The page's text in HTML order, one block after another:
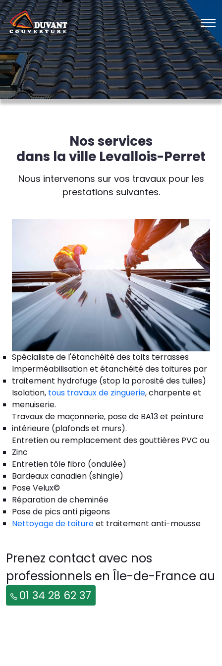
Nos services
dans la ville Levallois-Perret
Nous intervenons sur vos travaux pour les
prestations suivantes.
Spécialiste de l'étanchéité des toits terrasses
Imperméabilisation et étanchéité des toitures par
traitement hydrofuge (stop la porosité des tuiles)
Isolation, tous travaux de zinguerie, charpente et
menuiserie.
Travaux de maçonnerie, pose de BA13 et peinture
intérieure (plafonds et murs).
Entretien ou remplacement des gouttières PVC ou
Zinc
Entretien tôle fibro (ondulée)
Bardeaux canadien (shingle)
Pose Velux©
Réparation de cheminée
Pose de pics anti pigeons
Nettoyage de toitureet traitement anti-mousse
Prenez contact avec nos
professionnels en Île-de-France au
01 34 28 62 37